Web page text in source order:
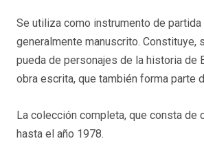
Se utiliza como instrumento de
generalmente manuscrito. Constituye,
pueda de personajes de la historia de
obra escrita, que también forma parte
La colección completa, que consta
hasta el año 1978.